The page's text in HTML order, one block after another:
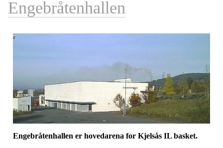
Engebråtenhallen
Engebråtenhallen er hovedarena for Kjelsås IL basket.